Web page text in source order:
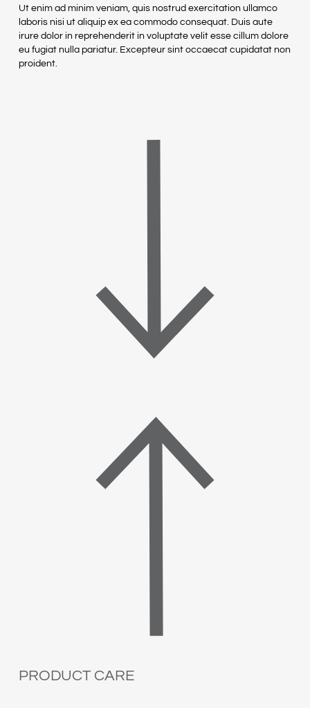
Ut enim ad minim veniam, quis nostrud exercitation ullamco
laboris nisi ut aliquip ex ea commodo consequat. Duis aute
irure dolor in reprehenderit in voluptate velit esse cillum dolore
eu fugiat nulla pariatur. Excepteur sint occaecat cupidatat non
proident.
PRODUCT CARE